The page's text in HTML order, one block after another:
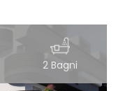
2 Bagni